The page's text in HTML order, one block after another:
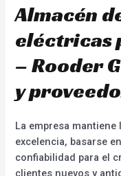
Almacén
eléctricas
– Rooder
y
La empresa
excelencia, basarse
confiabilidad para el
clientes nuevos y